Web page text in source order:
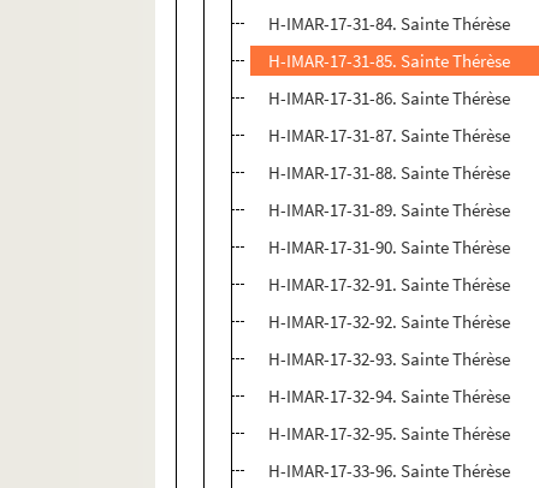
H-IMAR-17-31-84. Sainte Thérèse
H-IMAR-17-31-85. Sainte Thérèse
H-IMAR-17-31-86. Sainte Thérèse
H-IMAR-17-31-87. Sainte Thérèse
H-IMAR-17-31-88. Sainte Thérèse
H-IMAR-17-31-89. Sainte Thérèse
H-IMAR-17-31-90. Sainte Thérèse
H-IMAR-17-32-91. Sainte Thérèse
H-IMAR-17-32-92. Sainte Thérèse
H-IMAR-17-32-93. Sainte Thérèse
H-IMAR-17-32-94. Sainte Thérèse
H-IMAR-17-32-95. Sainte Thérèse
H-IMAR-17-33-96. Sainte Thérèse